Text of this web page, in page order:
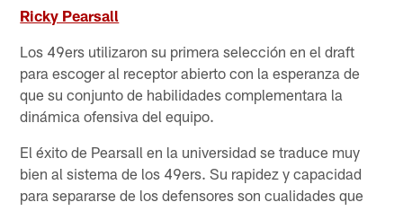
Ricky Pearsall
Los 49ers utilizaron su primera selección en el draft
para escoger al receptor abierto con la esperanza de
que su conjunto de habilidades complementara la
dinámica ofensiva del equipo.
El éxito de Pearsall en la universidad se traduce muy
bien al sistema de los 49ers. Su rapidez y capacidad
para separarse de los defensores son cualidades que